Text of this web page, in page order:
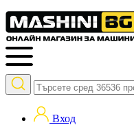
Вход